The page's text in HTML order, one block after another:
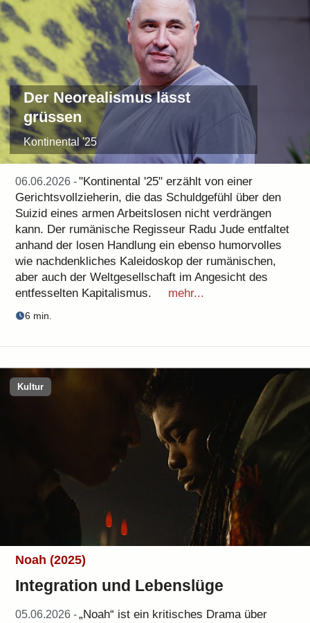
Der Neorealismus lässt
grüssen
Kontinental '25
06.06.2026 -"Kontinental '25" erzählt von einer
Gerichtsvollzieherin, die das Schuldgefühl über den
Suizid eines armen Arbeitslosen nicht verdrängen
kann. Der rumänische Regisseur Radu Jude entfaltet
anhand der losen Handlung ein ebenso humorvolles
wie nachdenkliches Kaleidoskop der rumänischen,
aber auch der Weltgesellschaft im Angesicht des
entfesselten Kapitalismus.
mehr...
6 min.
Kultur
Noah (2025)
Integration und Lebenslüge
05.06.2026 -„Noah“ ist ein kritisches Drama über